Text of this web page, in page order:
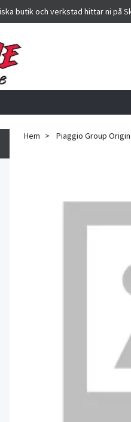
butik och verkstad hittar ni på
Hem Piaggio Group